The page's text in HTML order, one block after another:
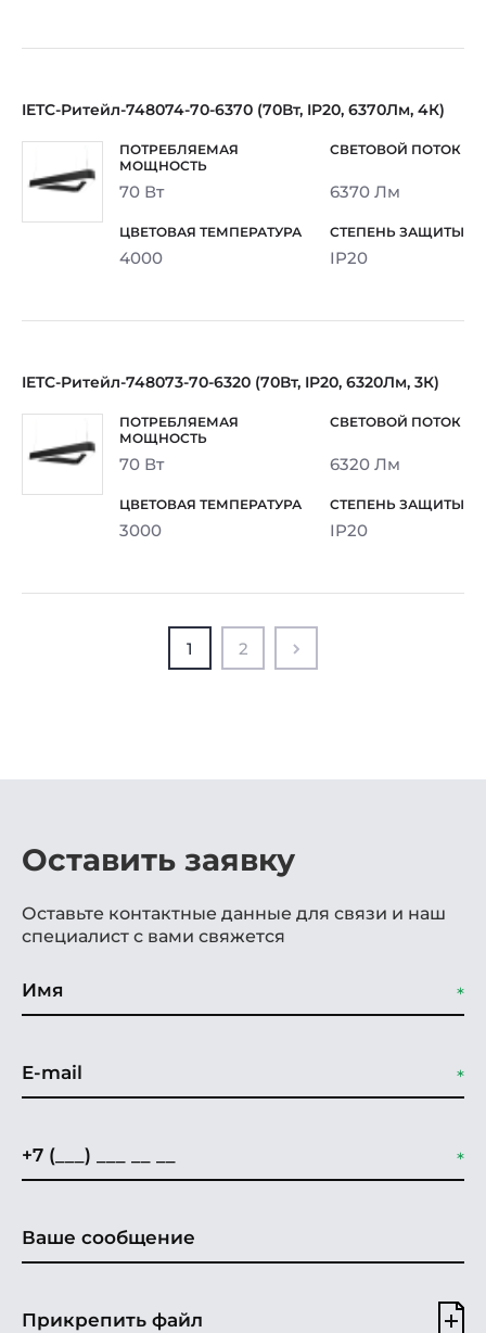
IETC-Ритейл-748074-70-6370 (70Вт, IP20, 6370Лм, 4К)
70 Вт 6370 Лм
4000 IP20
IETC-Ритейл-748073-70-6320 (70Вт, IP20, 6320Лм, 3К)
70 Вт 6320 Лм
3000 IP20
1 2
Оставить заявку
Оставьте контактные данные для связи и наш
специалист с вами свяжется
Прикрепить файл